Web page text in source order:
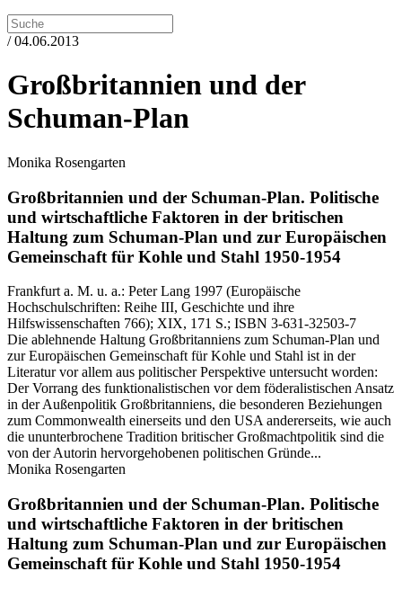
/ 04.06.2013
Großbritannien und der
Schuman-Plan
Monika Rosengarten
Großbritannien und der Schuman-Plan. Politische
und wirtschaftliche Faktoren in der britischen
Haltung zum Schuman-Plan und zur Europäischen
Gemeinschaft für Kohle und Stahl 1950-1954
Frankfurt a. M. u. a.: Peter Lang 1997 (Europäische
Hochschulschriften: Reihe III, Geschichte und ihre
Hilfswissenschaften 766); XIX, 171 S.; ISBN 3-631-32503-7
Die ablehnende Haltung Großbritanniens zum Schuman-Plan und
zur Europäischen Gemeinschaft für Kohle und Stahl ist in der
Literatur vor allem aus politischer Perspektive untersucht worden:
Der Vorrang des funktionalistischen vor dem föderalistischen Ansatz
in der Außenpolitik Großbritanniens, die besonderen Beziehungen
zum Commonwealth einerseits und den USA andererseits, wie auch
die ununterbrochene Tradition britischer Großmachtpolitik sind die
von der Autorin hervorgehobenen politischen Gründe...
Monika Rosengarten
Großbritannien und der Schuman-Plan. Politische
und wirtschaftliche Faktoren in der britischen
Haltung zum Schuman-Plan und zur Europäischen
Gemeinschaft für Kohle und Stahl 1950-1954